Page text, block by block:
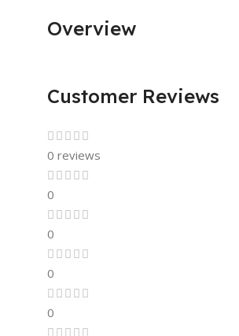
Overview
Customer Reviews
0 reviews
0
0
0
0